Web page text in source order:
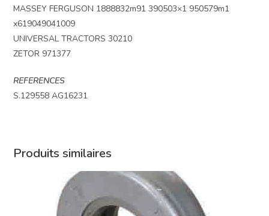
MASSEY FERGUSON 1888832m91 390503×1 950579m1
x619049041009
UNIVERSAL TRACTORS 30210
ZETOR 971377
REFERENCES
S.129558 AG16231
Produits similaires